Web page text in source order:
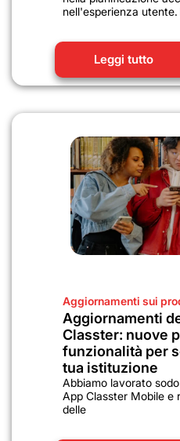
nell'esperienza utente.
Leggi tutto
Aggiornamenti sui
Aggiornamenti
Classter: nuove
funzionalità per
tua istituzione
Abbiamo lavorato
App Classter Mobile e
delle